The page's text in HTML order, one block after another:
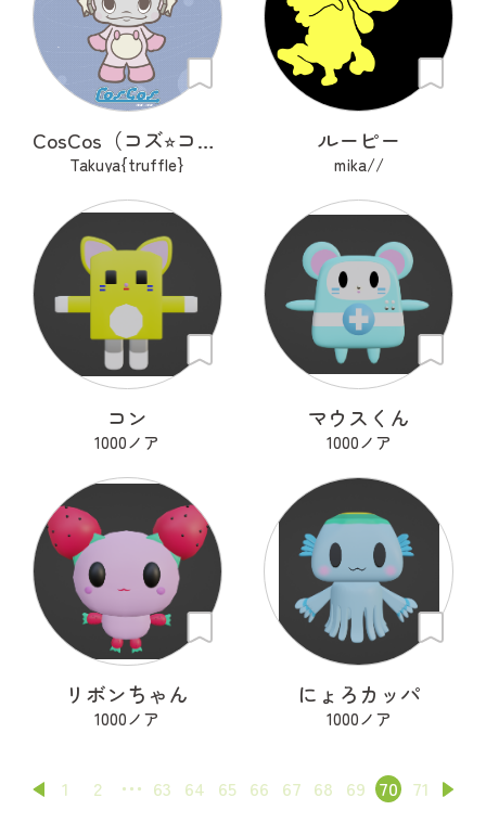
CosCos（コズ⭐︎コス）
Takuya{truffle}
ルーピー
mika//
コン
1000ノア
マウスくん
1000ノア
リボンちゃん
1000ノア
にょろカッパ
1000ノア
1 2 63 64 65 66 67 68 69 70 71